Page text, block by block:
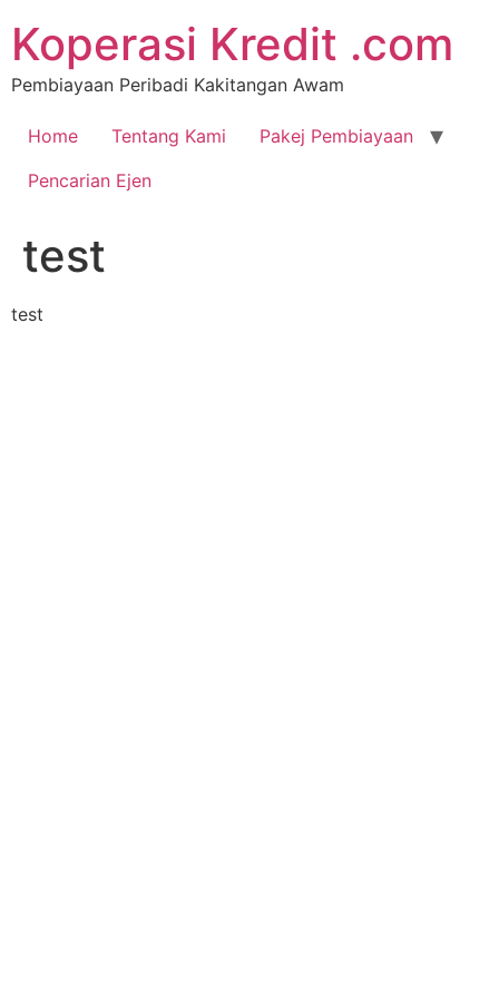
Koperasi Kredit .com
Pembiayaan Peribadi Kakitangan Awam
Home Tentang Kami
Pakej Pembiayaan
Pencarian Ejen
test
test